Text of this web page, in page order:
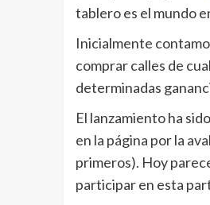
tablero es el mundo
Inicialmente
comprar calles de
determinadas
El lanzamiento ha
en la página por la
primeros). Hoy
participar en esta